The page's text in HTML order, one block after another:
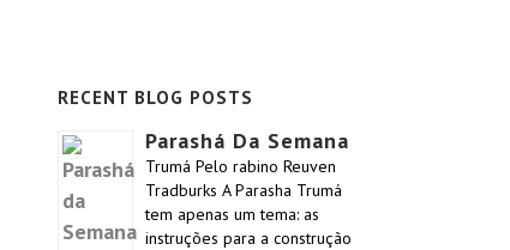
RECENT BLOG POSTS
Parashá Da Semana
Trumá Pelo rabino Reuven
Tradburks A Parasha Trumá
tem apenas um tema: as
instruções para a construção